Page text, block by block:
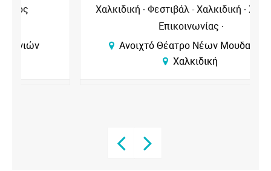
Φεστιβάλ - Χαλκιδική Χορηγός
Επικοινωνίας
Ανοιχτό Θέατρο Νέων Μουδανιών